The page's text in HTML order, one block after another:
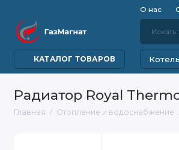
О нас
КАТАЛОГ ТОВАРОВ
Радиатор Royal
Главная Отопление и водоснабжение